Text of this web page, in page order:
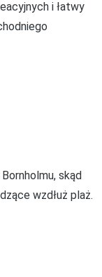
i łatwy
skąd
wzdłuż plaż.